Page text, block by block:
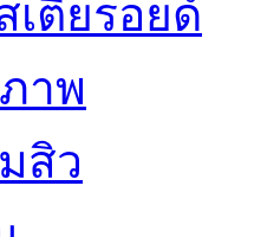
เตียรอยด์
าพ
สิว